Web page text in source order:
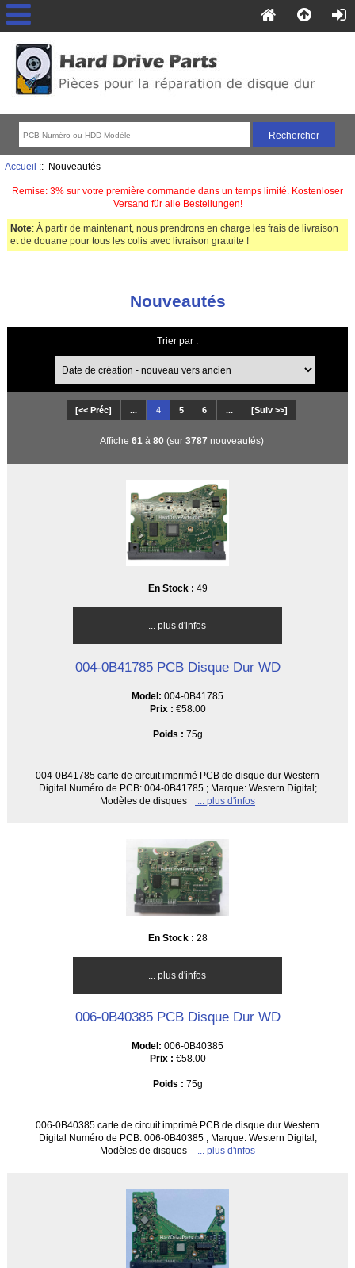
Accueil :: Nouveautés
Remise: 3% sur votre première commande dans un temps limité. Kostenloser
Versand für alle Bestellungen!
Note: À partir de maintenant, nous prendrons en charge les frais de livraison
et de douane pour tous les colis avec livraison gratuite !
Nouveautés
Trier par :
[<< Préc] ... 4 5 6 ... [Suiv >>]
Affiche 61 à 80(sur 3787 nouveautés)
En Stock : 49
... plus d'infos
004-0B41785 PCB Disque Dur WD
Model: 004-0B41785
Prix : €58.00
Poids : 75g
004-0B41785 carte de circuit imprimé PCB de disque dur Western
Digital Numéro de PCB: 004-0B41785 ; Marque: Western Digital;
Modèles de disques
... plus d'infos
En Stock : 28
... plus d'infos
006-0B40385 PCB Disque Dur WD
Model: 006-0B40385
Prix : €58.00
Poids : 75g
006-0B40385 carte de circuit imprimé PCB de disque dur Western
Digital Numéro de PCB: 006-0B40385 ; Marque: Western Digital;
Modèles de disques
... plus d'infos